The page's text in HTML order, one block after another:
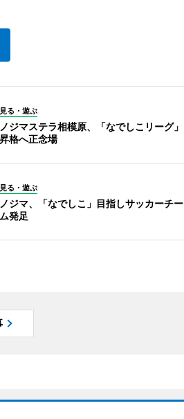
見る・遊ぶ
ノジマステラ相模原、「なでしこリーグ」
昇格へ正念場
見る・遊ぶ
ノジマ、「なでしこ」目指しサッカーチー
ム発足